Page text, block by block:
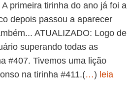
primeira tirinha do ano já foi a
depois passou a aparecer
ATUALIZADO: Logo de
superando todas as
#407. Tivemos uma lição
na tirinha #411.(…) leia